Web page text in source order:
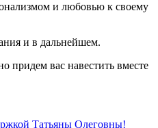
и любовью к своему
и в дальнейшем.
придем вас навестить вместе